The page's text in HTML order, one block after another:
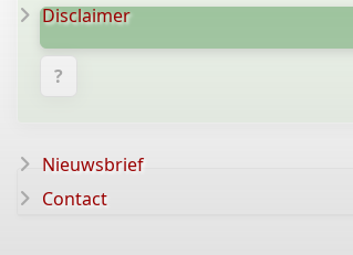
?
Disclaimer
Nieuwsbrief
Contact